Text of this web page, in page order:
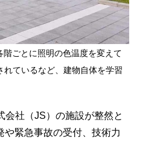
ごとに照明の色温度を変えて
ているなど、建物自体を学習
会社（JS）の施設が整然と
緊急事故の受付、技術力